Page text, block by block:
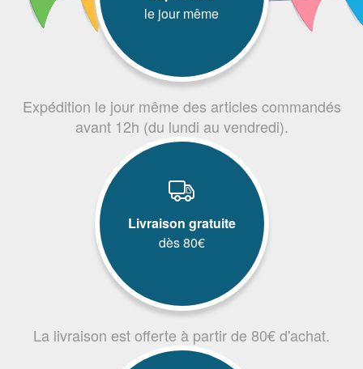
le jour même
Expédition le jour même des articles commandés
avant 12h (du lundi au vendredi).
Livraison gratuite
dès 80€
La livraison est offerte à partir de 80€ d'achat.